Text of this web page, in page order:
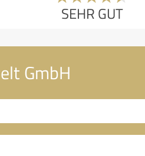
SEHR GUT
GmbH